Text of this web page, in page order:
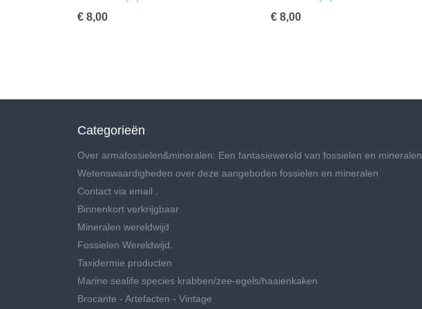
€ 8,00 € 8,00
Categorieën
Over armafossielen&mineralen: Een fantasiewereld van fossielen en mineralen
Wetenswaardigheden over deze aangeboden fossielen en mineralen
Contact via email .
Binnenkort verkrijgbaar
Mineralen wereldwijd
Fossielen Wereldwijd.
Taxidermie producten
Marine sealife species krabben/zee-egels/haaienkaken
Brocante - Artefacten - Vintage